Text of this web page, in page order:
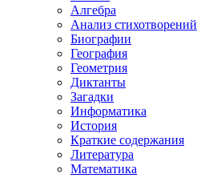
Алгебра
Анализ стихотворений
Биографии
География
Геометрия
Диктанты
Загадки
Информатика
История
Краткие содержания
Литература
Математика